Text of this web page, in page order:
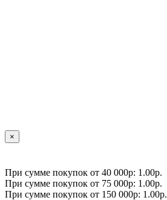
×
При сумме покупок от 40 000р: 1.00р.
При сумме покупок от 75 000р: 1.00р.
При сумме покупок от 150 000р: 1.00р.